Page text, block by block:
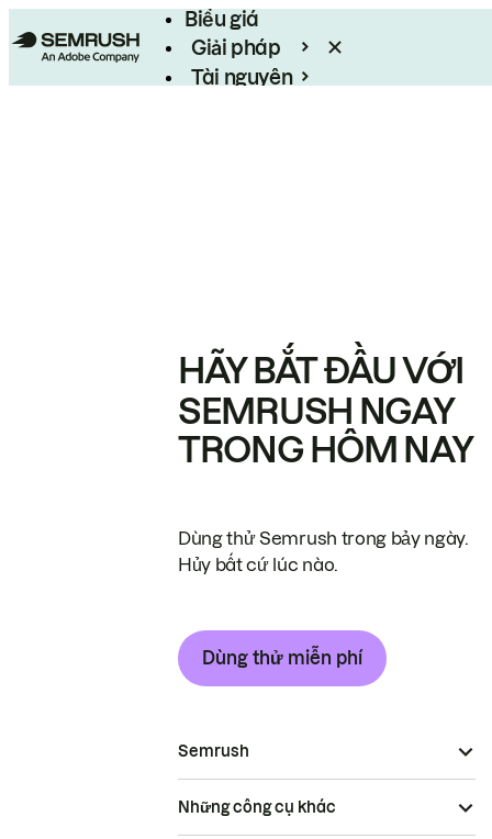
Biểu giá
Giải pháp
Tài nguyên
HÃY BẮT ĐẦU VỚI
SEMRUSH NGAY
TRONG HÔM NAY
Dùng thử Semrush trong bảy ngày.
Hủy bất cứ lúc nào.
Dùng thử miễn phí
Semrush
Những công cụ khác